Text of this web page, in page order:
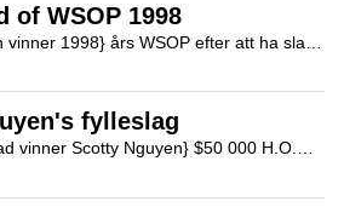
of WSOP 1998
fylleslag
{Kraftigt berusad vinner Scotty Nguyen} $50 000 H.O.R.S.E och $2 miljoner, på sin väg mot segern hinner han med att håna och skälla ut sina motståndare samt gapa och skrika på personal.